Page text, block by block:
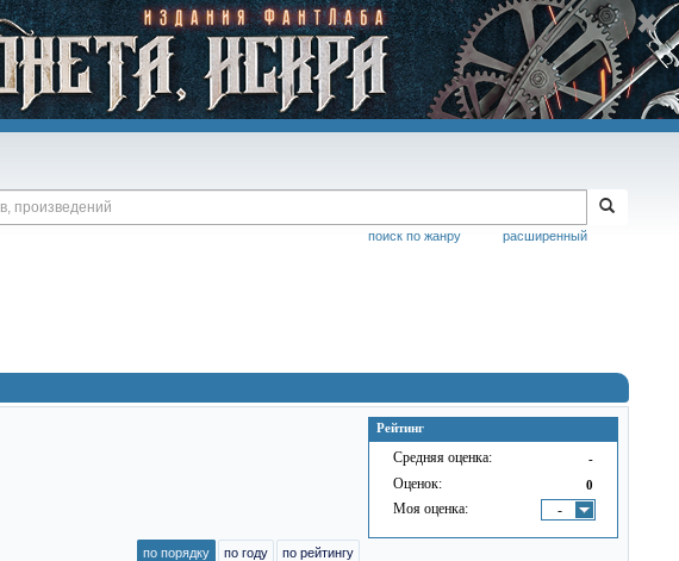
расширенный
поиск по жанру
Рейтинг
Средняя оценка: -
Оценок: 0
Моя оценка: -
по порядку по году по рейтингу